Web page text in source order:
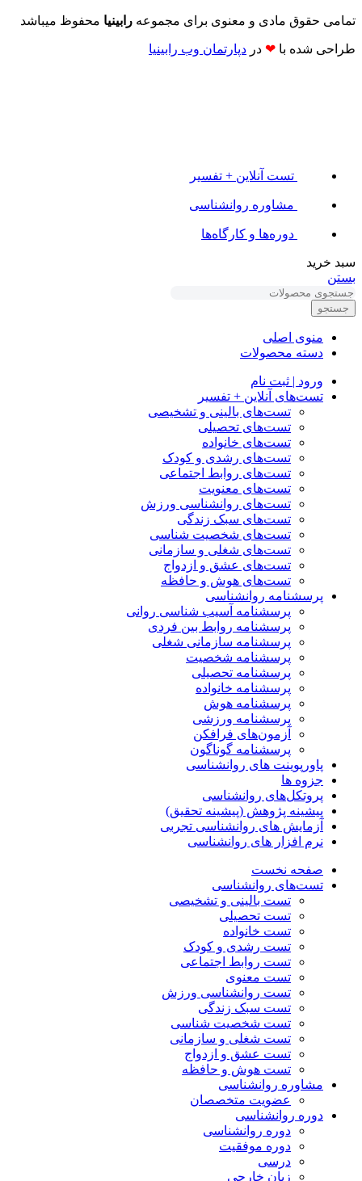
تمامی حقوق مادی و معنوی برای مجموعه رابینیا محفوظ میباشد
طراحی شده با ❤ در دپارتمان وب رابینیا​​
تست آنلاین + تفسیر
مشاوره روانشناسی
دوره‌ها و کارگاه‌ها
سبد خرید
بستن
جستجو
منوی اصلی
دسته محصولات
ورود | ثبت نام
تست‌های آنلاین + تفسیر
تست‌های بالینی و تشخیصی
تست‌های تحصیلی
تست‌های خانواده
تست‌های رشدی و کودک
تست‌های روابط اجتماعی
تست‌های معنویت
تست‌های روانشناسی ورزش
تست‌های سبک زندگی
تست‌های شخصیت شناسی
تست‌های شغلی و سازمانی
تست‌های عشق و ازدواج
تست‌های هوش و حافظه
پرسشنامه روانشناسی
پرسشنامه آسیب شناسی روانی
پرسشنامه روابط بین فردی
پرسشنامه سازمانی شغلی
پرسشنامه شخصیت
پرسشنامه تحصیلی
پرسشنامه خانواده
پرسشنامه هوش
پرسشنامه ورزشی
آزمون‌های فرافکن
پرسشنامه گوناگون
پاورپوینت های روانشناسی
جزوه ها
پروتکل‌های روانشناسی
پیشینه پژوهش (پیشینه تحقیق)
آزمایش های روانشناسی تجربی
نرم افزار های روانشناسی
صفحه نخست
تست‌های روانشناسی
تست بالینی و تشخیصی
تست تحصیلی
تست خانواده
تست رشدی و کودک
تست روابط اجتماعی
تست معنوی
تست روانشناسی ورزش
تست سبک زندگی
تست شخصیت شناسی
تست شغلی و سازمانی
تست عشق و ازدواج
تست هوش و حافظه
مشاوره روانشناسی
عضویت متخصصان
دوره روانشناسی
دوره روانشناسی
دوره موفقیت
درسی
زبان خارجی